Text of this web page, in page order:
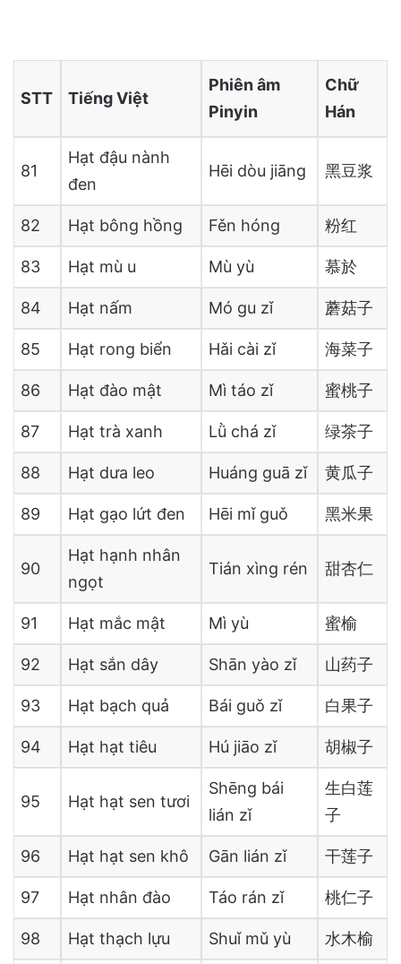
STT Tiếng Việt
Phiên âm
Pinyin
Chữ
Hán
81
Hạt đậu nành
đen
Hēi dòu jiāng 黑豆浆
82 Hạt bông hồng Fěn hóng 粉红
83 Hạt mù u Mù yù 慕於
84 Hạt nấm Mó gu zǐ 蘑菇子
85 Hạt rong biển Hǎi cài zǐ 海菜子
86 Hạt đào mật Mì táo zǐ 蜜桃子
87 Hạt trà xanh Lǜ chá zǐ 绿茶子
88 Hạt dưa leo Huáng guā zǐ 黄瓜子
89 Hạt gạo lứt đen Hēi mǐ guǒ 黑米果
90
Hạt hạnh nhân
ngọt
Tián xìng rén 甜杏仁
91 Hạt mắc mật Mì yù 蜜榆
92 Hạt sắn dây Shān yào zǐ 山药子
93 Hạt bạch quả Bái guǒ zǐ 白果子
94 Hạt hạt tiêu Hú jiāo zǐ 胡椒子
95 Hạt hạt sen tươi
Shēng bái
lián zǐ
生白莲
子
96 Hạt hạt sen khô Gān lián zǐ 干莲子
97 Hạt nhân đào Táo rán zǐ 桃仁子
98 Hạt thạch lựu Shuǐ mǔ yù 水木榆